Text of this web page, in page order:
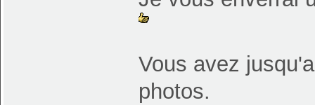
Vous avez
photos.